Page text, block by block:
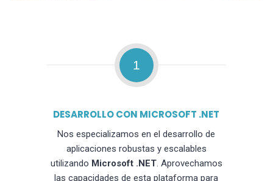
1
DESARROLLO CON MICROSOFT .NET
Nos especializamos en el desarrollo de
aplicaciones robustas y escalables
utilizando Microsoft .NET. Aprovechamos
las capacidades de esta plataforma para